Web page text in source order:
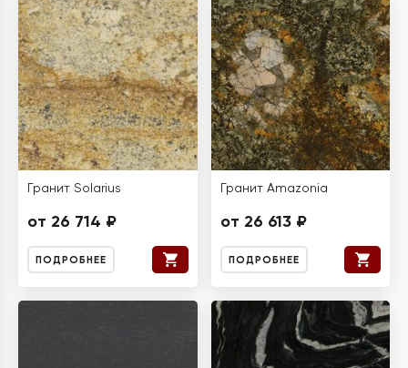
Гранит Solarius
от 26 714 ₽
ПОДРОБНЕЕ
Гранит Amazonia
от 26 613 ₽
ПОДРОБНЕЕ